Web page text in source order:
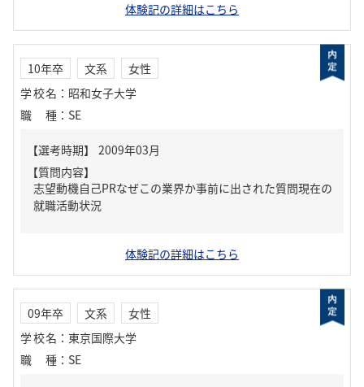
体験記の詳細はこちら
10年卒 文系
女性
学校名 ： 昭和女子大学
職種 ： SE
【質問内容】
志望動機自己PRなぜこの業界か事前に出された質問現在の
就職活動状況
体験記の詳細はこちら
09年卒 文系
女性
学校名 ： 東京国際大学
職種 ： SE